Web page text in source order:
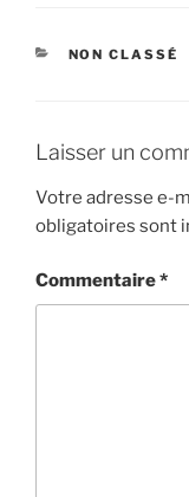
CATÉGORIES
NON CLASSÉ
Laisser un
Votre adresse e-
obligatoires sont
Commentaire*